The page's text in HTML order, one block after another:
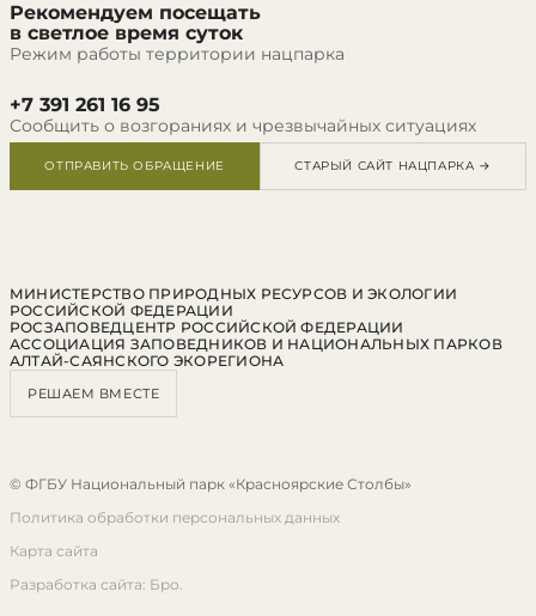
Рекомендуем посещать
в светлое время суток
Режим работы территории нацпарка
+7 391 261 16 95
Сообщить о возгораниях и чрезвычайных ситуациях
ОТПРАВИТЬ ОБРАЩЕНИЕ СТАРЫЙ САЙТ НАЦПАРКА →
МИНИСТЕРСТВО ПРИРОДНЫХ РЕСУРСОВ И ЭКОЛОГИИ
РОССИЙСКОЙ ФЕДЕРАЦИИ
РОСЗАПОВЕДЦЕНТР РОССИЙСКОЙ ФЕДЕРАЦИИ
АССОЦИАЦИЯ ЗАПОВЕДНИКОВ И НАЦИОНАЛЬНЫХ ПАРКОВ
АЛТАЙ-САЯНСКОГО ЭКОРЕГИОНА
РЕШАЕМ ВМЕСТЕ
© ФГБУ Национальный парк «Красноярские Столбы»
Политика обработки персональных данных
Карта сайта
Разработка сайта: Бро.